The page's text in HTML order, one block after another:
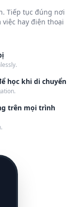
Tiếp tục đúng nơi
hay điện thoại
học khi di chuyển
trên mọi trình